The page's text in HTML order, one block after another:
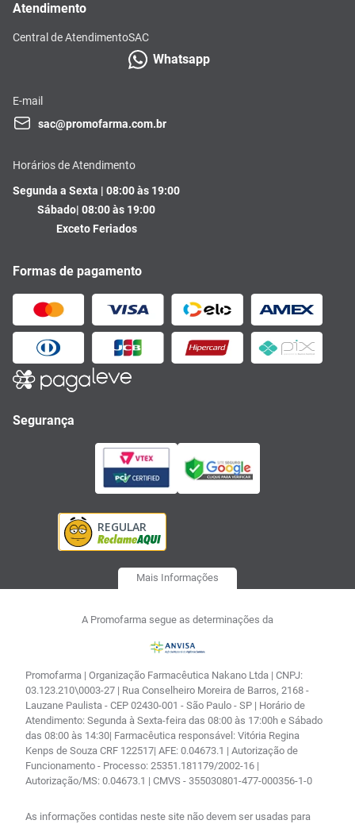
Atendimento
Central de AtendimentoSAC
Whatsapp
E-mail
sac@promofarma.com.br
Horários de Atendimento
Segunda a Sexta | 08:00 às 19:00
Sábado| 08:00 às 19:00
Exceto Feriados
Formas de pagamento
Segurança
Mais Informações
A Promofarma segue as determinações da
Promofarma | Organização Farmacêutica Nakano Ltda | CNPJ:
03.123.210\0003-27 | Rua Conselheiro Moreira de Barros, 2168 -
Lauzane Paulista - CEP 02430-001 - São Paulo - SP | Horário de
Atendimento: Segunda à Sexta-feira das 08:00 às 17:00h e Sábado
das 08:00 às 14:30| Farmacêutica responsável: Vitória Regina
Kenps de Souza CRF 122517| AFE: 0.04673.1 | Autorização de
Funcionamento - Processo: 25351.181179/2002-16 |
Autorização/MS: 0.04673.1 | CMVS - 355030801-477-000356-1-0
As informações contidas neste site não devem ser usadas para